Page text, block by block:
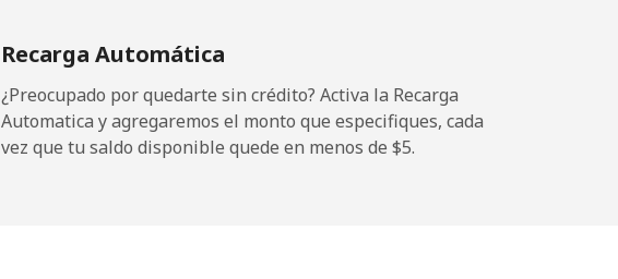
101 min por ⁦$10⁩
Recarga Automática
¿Preocupado por quedarte sin crédito? Activa la Recarga
Automatica y agregaremos el monto que especifiques, cada
vez que tu saldo disponible quede en menos de ⁦$5⁩.